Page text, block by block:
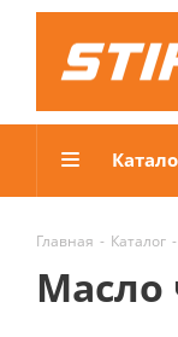
Главная - Каталог -
Масло